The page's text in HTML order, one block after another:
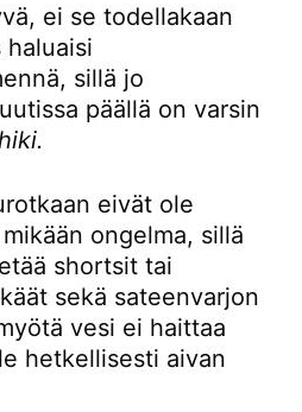
ei se todellakaan
sillä jo
päällä on varsin
eivät ole
ongelma, sillä
shortsit tai
sekä sateenvarjon
vesi ei haittaa
hetkellisesti aivan